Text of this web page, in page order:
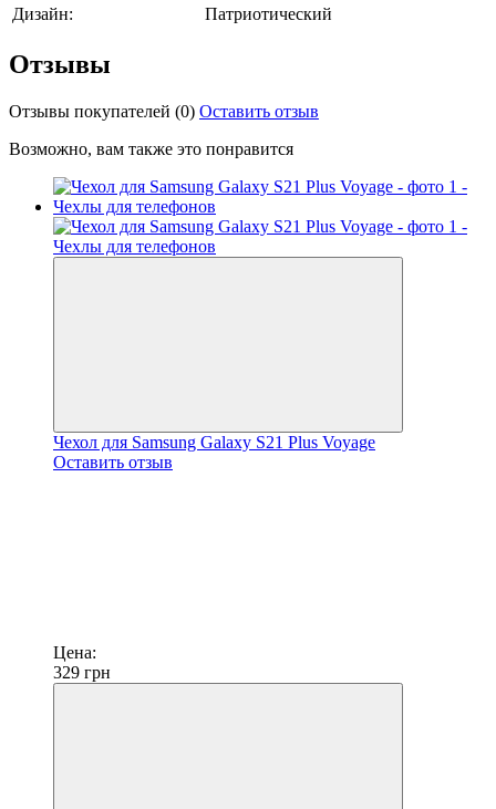
Дизайн:
Патриотический
Отзывы
Отзывы покупателей (0) Оставить отзыв
Возможно, вам также это понравится
Чехол для Samsung Galaxy S21 Plus Voyage
Оставить отзыв
Цена:
329 грн